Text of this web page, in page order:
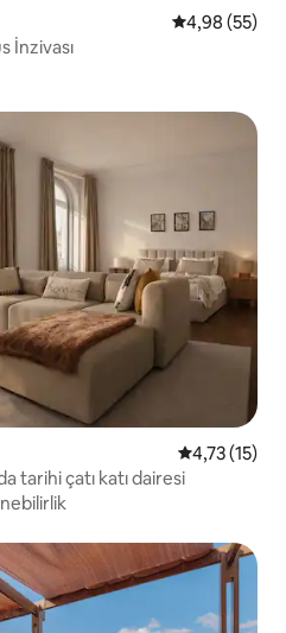
5 üzerinden
4,98 (55)
İnzivası
5 üzerinden
4,73 (15)
tarihi çatı katı dairesi